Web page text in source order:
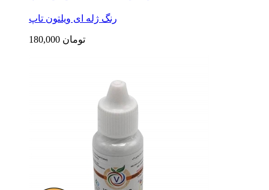
رنگ ژله ای ویلتون تاپ
180,000 تومان